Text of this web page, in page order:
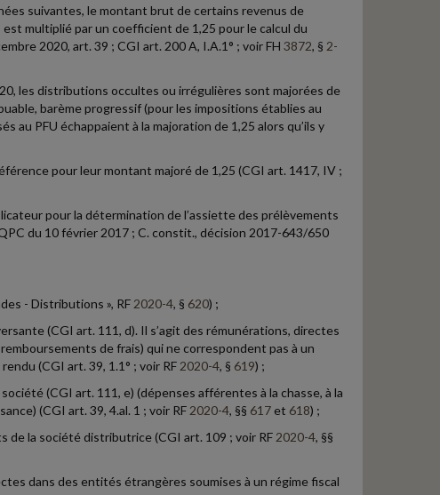
suivantes, le montant brut de certains revenus de
multiplié par un coefficient de 1,25 pour le calcul du
2020, art. 39 ; CGI art. 200 A, I.A.1° ; voir FH 3872, § 2-
les distributions occultes ou irrégulières sont majorées de
barème progressif (pour les impositions établies au
PFU échappaient à la majoration de 1,25 alors qu’ils y
pour leur montant majoré de 1,25 (CGI art. 1417, IV ;
pour la détermination de l’assiette des prélèvements
du 10 février 2017 ; C. constit., décision 2017-643/650
- Distributions », RF 2020-4, § 620) ;
(CGI art. 111, d). Il s’agit des rémunérations, directes
de frais) qui ne correspondent pas à un
(CGI art. 39, 1.1° ; voir RF 2020-4, § 619) ;
(CGI art. 111, e) (dépenses afférentes à la chasse, à la
(CGI art. 39, 4.al. 1 ; voir RF 2020-4, §§ 617et 618) ;
de la société distributrice (CGI art. 109 ; voir RF 2020-4, §§
dans des entités étrangères soumises à un régime fiscal